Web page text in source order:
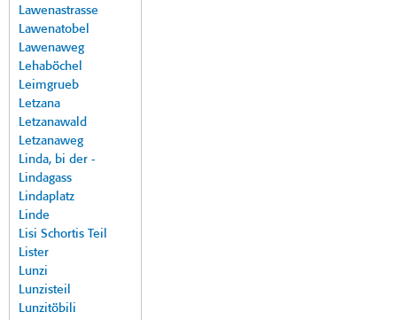
Lawenastrasse
Lawenatobel
Lawenaweg
Lehaböchel
Leimgrueb
Letzana
Letzanawald
Letzanaweg
Linda, bi der -
Lindagass
Lindaplatz
Linde
Lisi Schortis Teil
Lister
Lunzi
Lunzisteil
Lunzitöbili